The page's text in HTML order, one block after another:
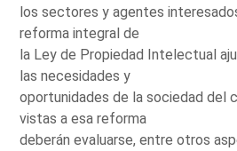
los sectores y agentes
reforma integral de
la Ley de Propiedad Intelectual
las necesidades y
oportunidades de la sociedad del
vistas a esa reforma
deberán evaluarse, entre otros